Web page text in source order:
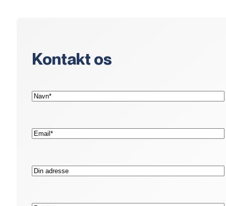
Kontakt os
Navn*
E-
mail*
Adresse
Postnr.